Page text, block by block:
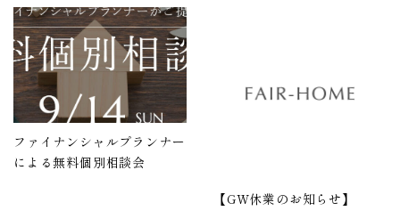
ファイナンシャルプランナー
による無料個別相談会
【GW休業のお知らせ】